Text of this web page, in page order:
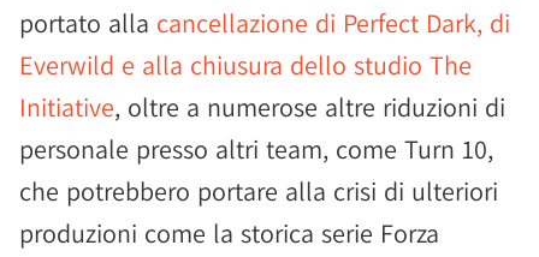
portato alla cancellazione di Perfect Dark, di
Everwild e alla chiusura dello studio The
Initiative, oltre a numerose altre riduzioni di
personale presso altri team, come Turn 10,
che potrebbero portare alla crisi di ulteriori
produzioni come la storica serie Forza